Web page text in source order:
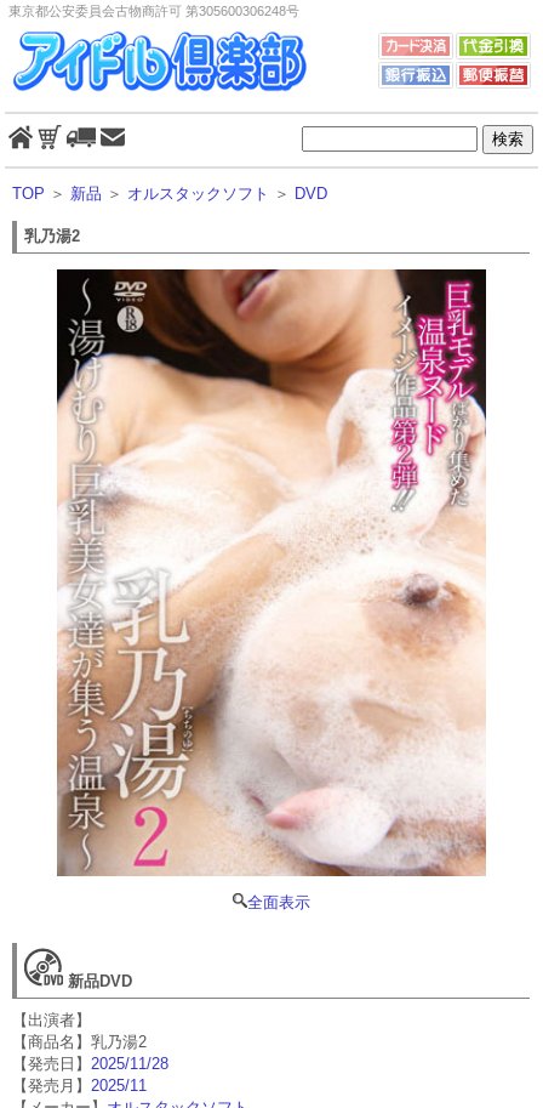
東京都公安委員会古物商許可 第305600306248号
TOP ＞ 新品 ＞ オルスタックソフト ＞ DVD
乳乃湯2
全面表示
新品DVD
【出演者】
【商品名】乳乃湯2
【発売日】 2025/11/28
【発売月】 2025/11